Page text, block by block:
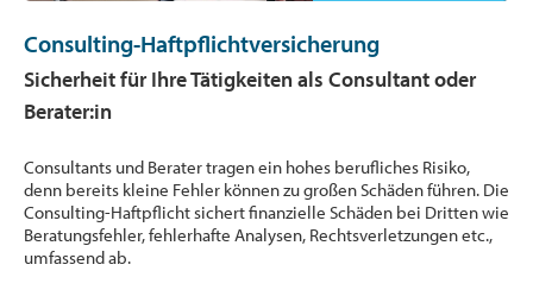
Consulting-Haftpflichtversicherung
Sicherheit für Ihre Tätigkeiten als Consultant oder
Berater:in
Consultants und Berater tragen ein hohes berufliches Risiko,
denn bereits kleine Fehler können zu großen Schäden führen. Die
Consulting-Haftpflicht sichert finanzielle Schäden bei Dritten wie
Beratungsfehler, fehlerhafte Analysen, Rechtsverletzungen etc.,
umfassend ab.